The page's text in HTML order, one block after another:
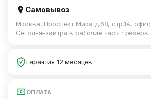
Самовывоз
Москва, Проспект Мира д.68, стр.1А,
Сегодня–завтра в рабочие часы · резерв
Гарантия 12 месяцев
ОПЛАТА